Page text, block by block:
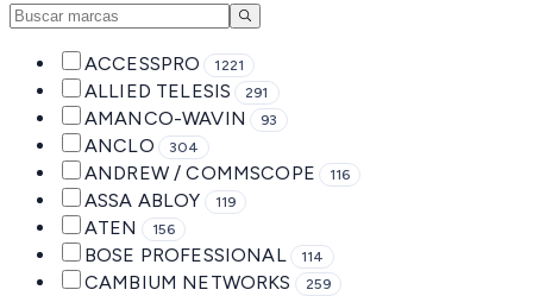
ACCESSPRO 1221
ALLIED TELESIS 291
AMANCO-WAVIN 93
ANCLO 304
ANDREW / COMMSCOPE 116
ASSA ABLOY 119
ATEN 156
BOSE PROFESSIONAL 114
CAMBIUM NETWORKS 259